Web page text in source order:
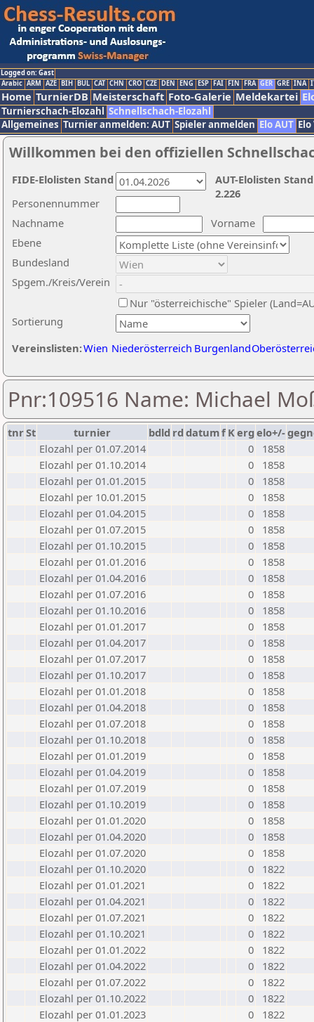
Logged on: Gast
Arabic ARM AZE BIH BUL CAT CHN CRO CZE DEN ENG ESP FAI FIN FRA GER GRE INA
Home TurnierDB Meisterschaft Foto-Galerie Meldekartei
Turnierschach-Elozahl Schnellschach-Elozahl
Allgemeines Turnier anmelden: AUT Spieler anmelden Elo AUT
Willkommen bei den offiziellen
Nachname
Vorname
Ebene
Sortierung
Personennummer
Bundesland
Spgem./Kreis/Verein
Nur "österreichische" Spieler
Vereinslisten:Wien Niederösterreich Burgenland
AUT-Elolisten
2.226
FIDE-Elolisten Stand
Pnr:109516 Name: Michael
tnrSt turnier bdld rd datumf Kerg elo+/-
Elozahl per 01.07.2014
0
1858
Elozahl per 01.10.2014
0
1858
Elozahl per 01.01.2015
0
1858
Elozahl per 10.01.2015
0
1858
Elozahl per 01.04.2015
0
1858
Elozahl per 01.07.2015
0
1858
Elozahl per 01.10.2015
0
1858
Elozahl per 01.01.2016
0
1858
Elozahl per 01.04.2016
0
1858
Elozahl per 01.07.2016
0
1858
Elozahl per 01.10.2016
0
1858
Elozahl per 01.01.2017
0
1858
Elozahl per 01.04.2017
0
1858
Elozahl per 01.07.2017
0
1858
Elozahl per 01.10.2017
0
1858
Elozahl per 01.01.2018
0
1858
Elozahl per 01.04.2018
0
1858
Elozahl per 01.07.2018
0
1858
Elozahl per 01.10.2018
0
1858
Elozahl per 01.01.2019
0
1858
Elozahl per 01.04.2019
0
1858
Elozahl per 01.07.2019
0
1858
Elozahl per 01.10.2019
0
1858
Elozahl per 01.01.2020
0
1858
Elozahl per 01.04.2020
0
1858
Elozahl per 01.07.2020
0
1858
Elozahl per 01.10.2020
0
1822
Elozahl per 01.01.2021
0
1822
Elozahl per 01.04.2021
0
1822
Elozahl per 01.07.2021
0
1822
Elozahl per 01.10.2021
0
1822
Elozahl per 01.01.2022
0
1822
Elozahl per 01.04.2022
0
1822
Elozahl per 01.07.2022
0
1822
Elozahl per 01.10.2022
0
1822
Elozahl per 01.01.2023
0
1822